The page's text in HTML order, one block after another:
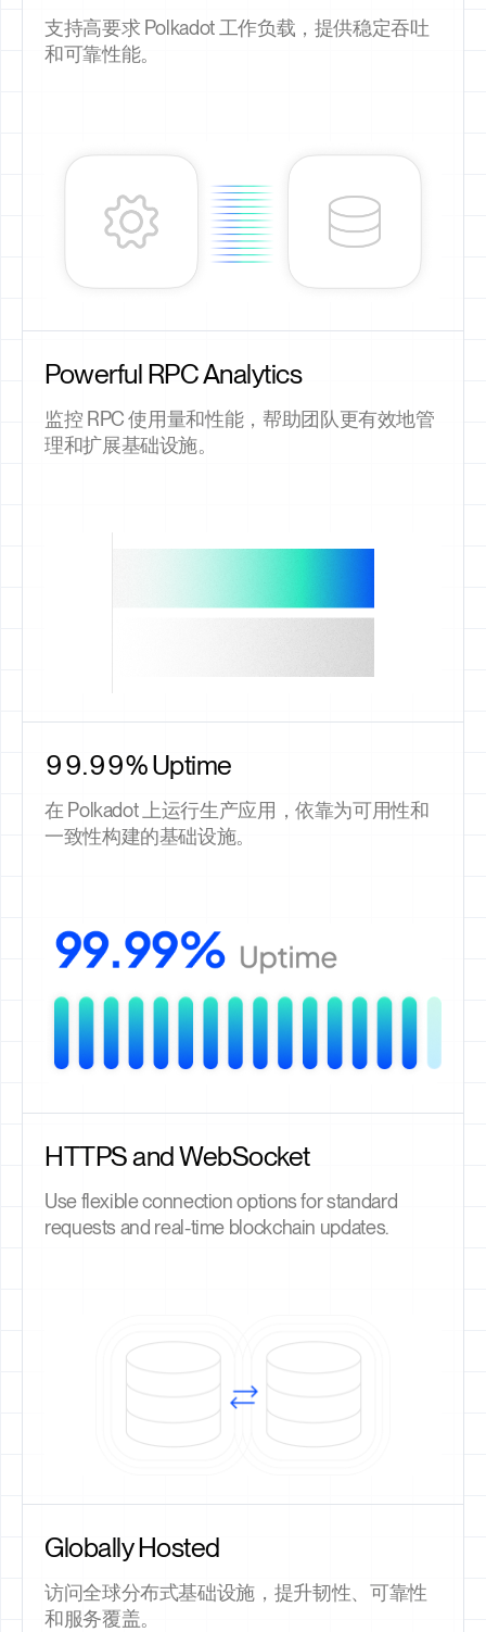
支持高要求 Polkadot 工作负载，提供稳定吞吐
和可靠性能。
Powerful RPC Analytics
监控 RPC 使用量和性能，帮助团队更有效地管
理和扩展基础设施。
99.99% Uptime
在 Polkadot 上运行生产应用，依靠为可用性和
一致性构建的基础设施。
HTTPS and WebSocket
Use flexible connection options for standard
requests and real-time blockchain updates.
Globally Hosted
访问全球分布式基础设施，提升韧性、可靠性
和服务覆盖。